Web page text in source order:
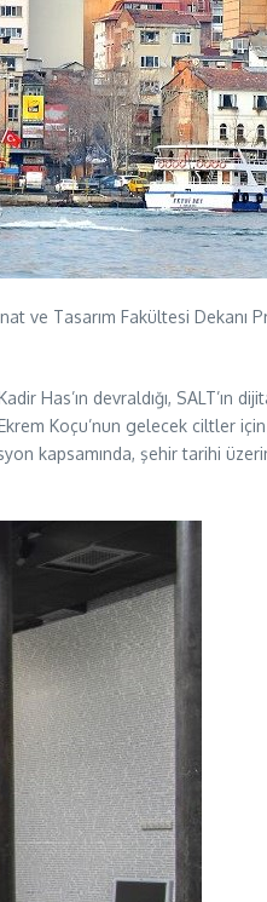
ve Tasarım Fakültesi
Has’ın devraldığı,
Koçu’nun gelecek ciltler için
kapsamında, şehir tarihi